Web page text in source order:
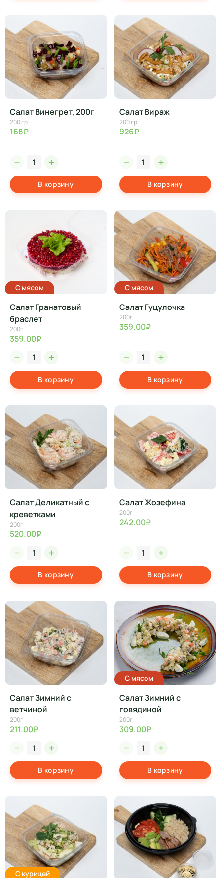
Салат Винегрет, 200г
200 гр
168₽
В корзину
Салат Вираж
200 гр
926₽
В корзину
С мясом
Салат Гранатовый
браслет
200г
359.00₽
В корзину
С мясом
Салат Гуцулочка
200г
359.00₽
В корзину
Салат Деликатный с
креветками
200г
520.00₽
В корзину
Салат Жозефина
200г
242.00₽
В корзину
Салат Зимний с
ветчиной
200г
211.00₽
В корзину
С мясом
Салат Зимний с
говядиной
200г
309.00₽
В корзину
С курицей